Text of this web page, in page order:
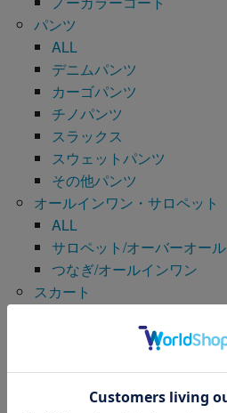
パンツ
ALL
デニムパンツ
カーゴパンツ
チノパンツ
スラックス
スウェットパンツ
その他パンツ
オールインワン・サロペット
ALL
サロペット/オーバーオール
つなぎ/オールインワン
スカート